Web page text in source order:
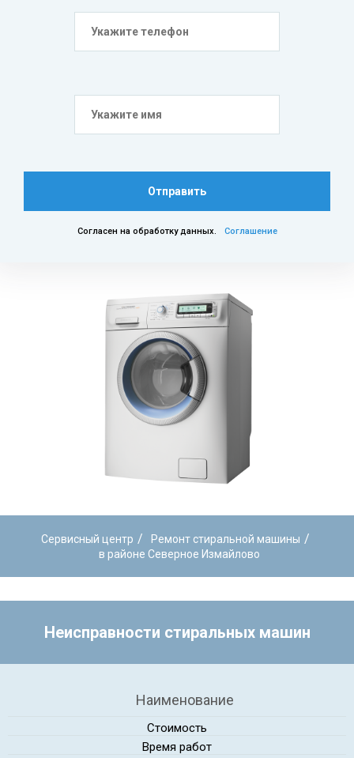
Отправить
Согласен на обработку данных. Соглашение
Сервисный центр / Ремонт стиральной машины /
в районе Северное Измайлово
Неисправности стиральных машин
Наименование
Стоимость
Время работ